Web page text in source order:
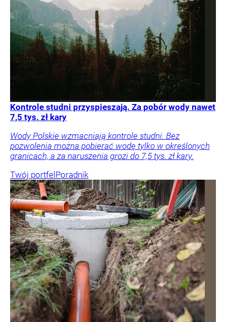
Kontrole studni przyspieszają. Za pobór wody nawet
7,5 tys. zł kary
Wody Polskie wzmacniają kontrole studni. Bez
pozwolenia można pobierać wodę tylko w określonych
granicach, a za naruszenia grozi do 7,5 tys. zł kary.
Twój portfelPoradnik